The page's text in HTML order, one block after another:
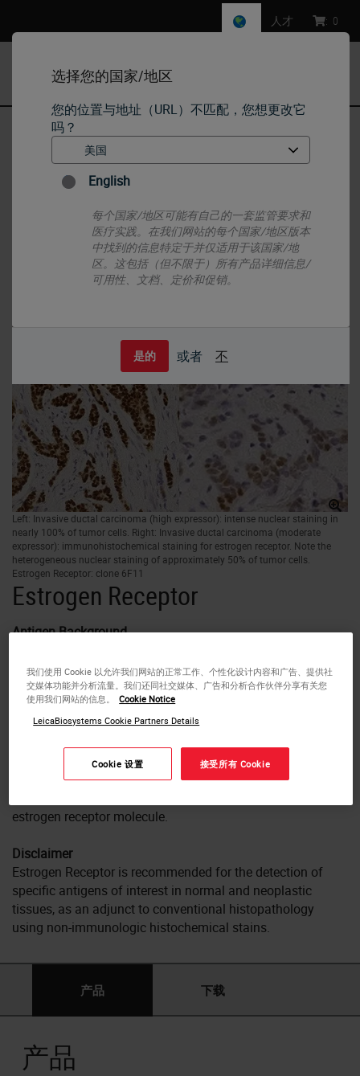
选择您的国家/地区
您的位置与地址（URL）不匹配，您想更改它
吗？
English
每个国家/地区可能有自己的一套监管要求和
医疗实践。在我们网站的每个国家/地区版本
中找到的信息特定于并仅适用于该国家/地
区。这包括（但不限于）所有产品详细信息/
可用性、文档、定价和促销。
是的 或者 不
人才 : 0
IHC & ISH • Estrogen Receptor
Left: Invasive ductal carcinoma (high expressor): intense nuclear staining in
nearly 100% of tumor cells. Right: Invasive ductal carcinoma (moderate
expressor): immunohistochemical staining for estrogen receptor. Note the
heterogeneous nuclear staining of approximately 50% of tumor cells.
Estrogen Receptor: clone 6F11
Estrogen Receptor
Antigen Background
important parameter in the prediction of prognosis and
response to endocrine therapy. The introduction of highly
specific monoclonal antibodies to ER has allowed the
determination of receptor status of breast tumors to be
Product Specific Information
estrogen receptor molecule.
Disclaimer
Estrogen Receptor is recommended for the detection of
specific antigens of interest in normal and neoplastic
tissues, as an adjunct to conventional histopathology
using non-immunologic histochemical stains.
产品 下载
产品
我们使用 Cookie 以允许我们网站的正常工作、个性化设计内容和广告、提供社
交媒体功能并分析流量。我们还同社交媒体、广告和分析合作伙伴分享有关您
使用我们网站的信息。
Cookie Notice
LeicaBiosystems Cookie Partners Details
Cookie 设置 接受所有 Cookie